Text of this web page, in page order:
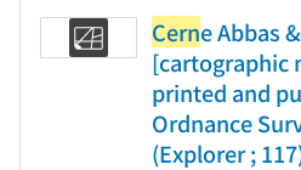
Cerne Abbas
[cartographic
printed and
Ordnance
(Explorer ;